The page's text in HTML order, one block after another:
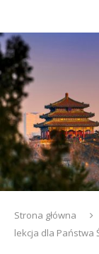
Strona główna
lekcja dla Państwa